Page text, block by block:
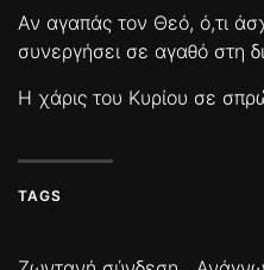
Αν αγαπάς τον Θεό, ό,τι
συνεργήσει σε αγαθό στη
Η χάρις του Κυρίου σε
TAGS